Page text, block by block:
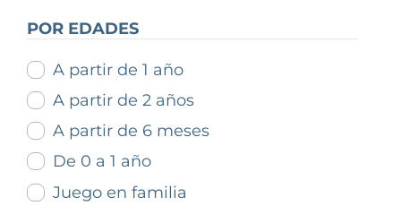
POR EDADES
A partir de 1 año
A partir de 2 años
A partir de 6 meses
De 0 a 1 año
Juego en familia